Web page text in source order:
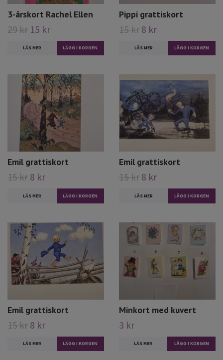
3-årskort Rachel Ellen
29 kr 15 kr
LÄS MER
Pippi grattiskort
15 kr 8 kr
LÄS MER
Emil grattiskort
15 kr 8 kr
LÄS MER
Emil grattiskort
15 kr 8 kr
LÄS MER
Emil grattiskort
15 kr 8 kr
LÄS MER
Minkort med kuvert
3 kr
LÄS MER LÄGG I KORGEN